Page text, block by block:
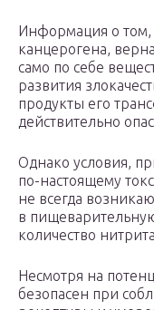
Информация о том,
канцерогена,
само по себе
развития
продукты его
действительно
Однако условия,
по-настоящему
не всегда
в
количество
Несмотря на
безопасен при